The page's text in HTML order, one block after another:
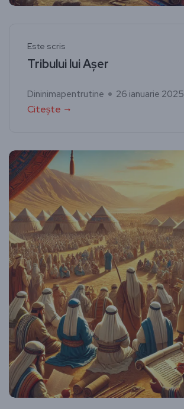
Este scris
Tribului lui Așer
Dininimapentrutine 26 ianuarie 2025
Citește